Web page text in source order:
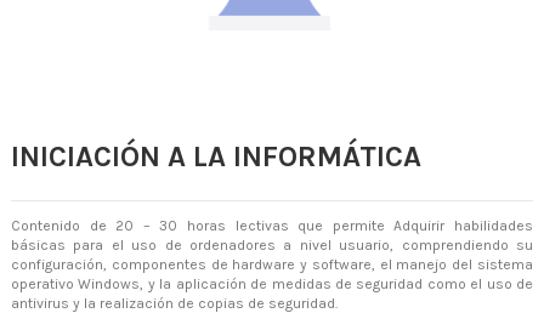
INICIACIÓN A LA INFORMÁTICA
Contenido de 20 – 30 horas lectivas que permite Adquirir habilidades
básicas para el uso de ordenadores a nivel usuario, comprendiendo su
configuración, componentes de hardware y software, el manejo del sistema
operativo Windows, y la aplicación de medidas de seguridad como el uso de
antivirus y la realización de copias de seguridad.